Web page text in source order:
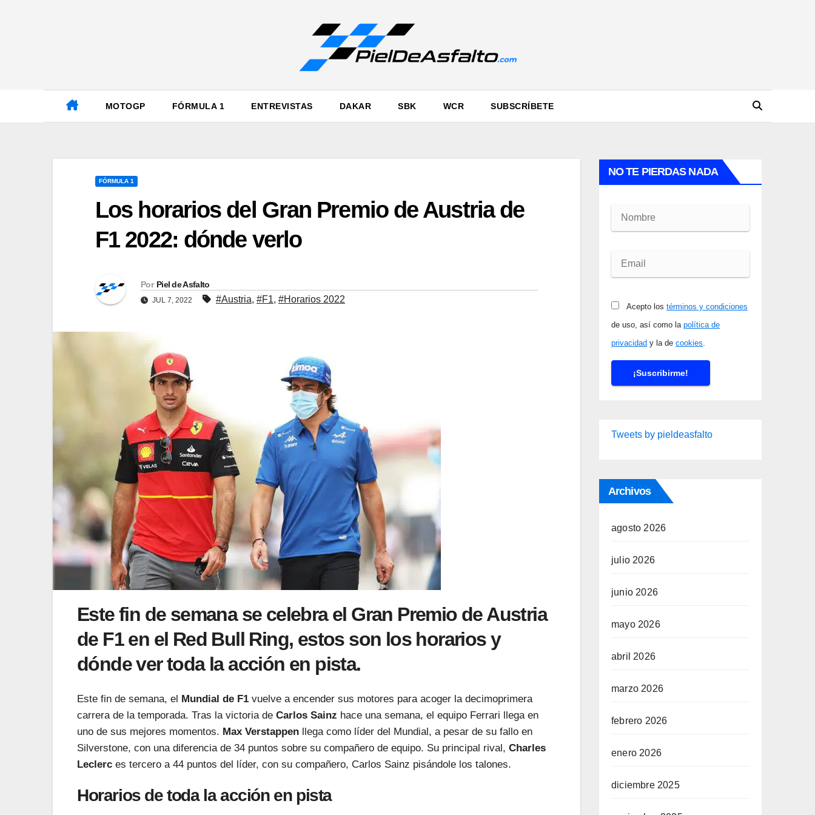
MOTOGP FÓRMULA 1 ENTREVISTAS DAKAR SBK WCR SUBSCRÍBETE
FÓRMULA 1
Los horarios del Gran Premio de Austria de
F1 2022: dónde verlo
Por Piel de Asfalto
JUL 7, 2022 #Austria, #F1, #Horarios 2022
Este fin de semana se celebra el Gran Premio de Austria
de F1 en el Red Bull Ring, estos son los horarios y
dónde ver toda la acción en pista.
Este fin de semana, el Mundial de F1 vuelve a encender sus motores para acoger la decimoprimera
carrera de la temporada. Tras la victoria de Carlos Sainz hace una semana, el equipo Ferrari llega en
uno de sus mejores momentos. Max Verstappen llega como líder del Mundial, a pesar de su fallo en
Silverstone, con una diferencia de 34 puntos sobre su compañero de equipo. Su principal rival, Charles
Leclerc es tercero a 44 puntos del líder, con su compañero, Carlos Sainz pisándole los talones.
Horarios de toda la acción en pista
NO TE PIERDAS NADA
Acepto los términos y condiciones
de uso, así como la política de
privacidad y la de cookies
Tweets by pieldeasfalto
Archivos
agosto 2026
julio 2026
junio 2026
mayo 2026
abril 2026
marzo 2026
febrero 2026
enero 2026
diciembre 2025